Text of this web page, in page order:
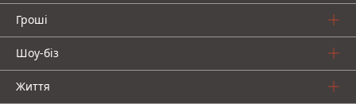
Гроші
Шоу-біз
Життя